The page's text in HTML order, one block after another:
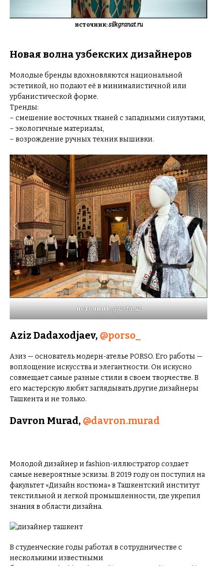
источник:silkgranat.ru
Новая волна узбекских дизайнеров
Молодые бренды вдохновляются национальной
эстетикой, но подают её в минималистичной или
урбанистической форме.
Тренды:
– смешение восточных тканей с западными силуэтами,
– экологичные материалы,
– возрождение ручных техник вышивки.
источник:gazeta.uz
Aziz Dadaxodjaev, @porso_
Азиз — основатель модерн-ателье PORSO. Его работы —
воплощение искусства и элегантности. Он искусно
совмещает самые разные стили в своем творчестве. В
его мастерскую любят заглядывать другие дизайнеры
Ташкента и не только.
Davron Murad, @davron.murad
Молодой дизайнер и fashion-иллюстратор создает
самые невероятные эскизы. В 2019 году он поступил на
факультет «Дизайн костюма» в Ташкентский институт
текстильной и легкой промышленности, где укрепил
знания в области дизайна.
В студенческие годы работал в сотрудничестве с
несколькими известными